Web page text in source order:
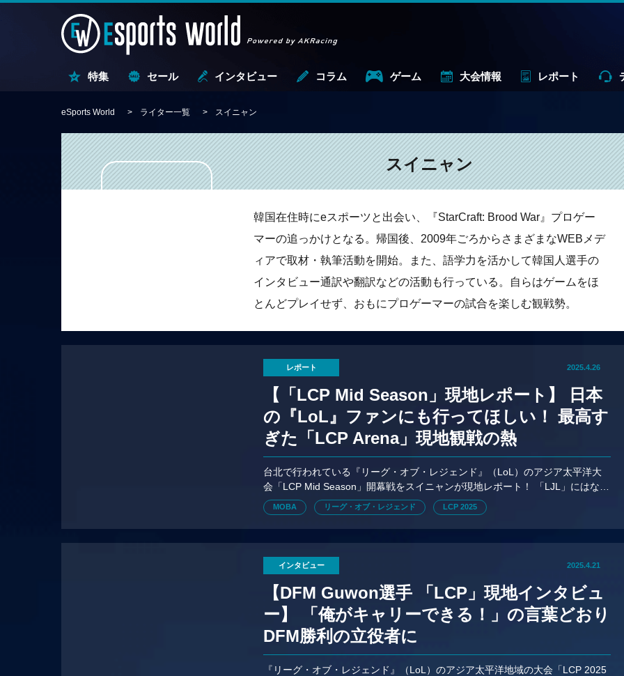
特集 セール インタビュー コラム ゲーム 大会情報 レポート
eSports World ライター一覧 スイニャン
スイニャン
韓国在住時にeスポーツと出会い、『StarCraft: Brood War』プロゲー
マーの追っかけとなる。帰国後、2009年ごろからさまざまなWEBメデ
ィアで取材・執筆活動を開始。また、語学力を活かして韓国人選手の
インタビュー通訳や翻訳などの活動も行っている。自らはゲームをほ
とんどプレイせず、おもにプロゲーマーの試合を楽しむ観戦勢。
レポート 2025.4.26
【「LCP Mid Season」現地レポート】 日本
の『LoL』ファンにも行ってほしい！ 最高す
ぎた「LCP Arena」現地観戦の熱
台北で行われている『リーグ・オブ・レジェンド』（LoL）のアジア太平洋大
会「LCP Mid Season」開幕戦をスイニャンが現地レポート！ 「LJL」にはなく
なったオフラインの楽しさとは？
MOBA リーグ・オブ・レジェンド LCP 2025
インタビュー 2025.4.21
【DFM Guwon選手 「LCP」現地インタビュ
ー】 「俺がキャリーできる！」の言葉どおり
DFM勝利の立役者に
『リーグ・オブ・レジェンド』（LoL）のアジア太平洋地域の大会「LCP 2025